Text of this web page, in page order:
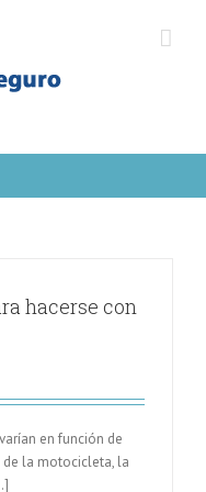
hacerse con
en función de
la motocicleta, la